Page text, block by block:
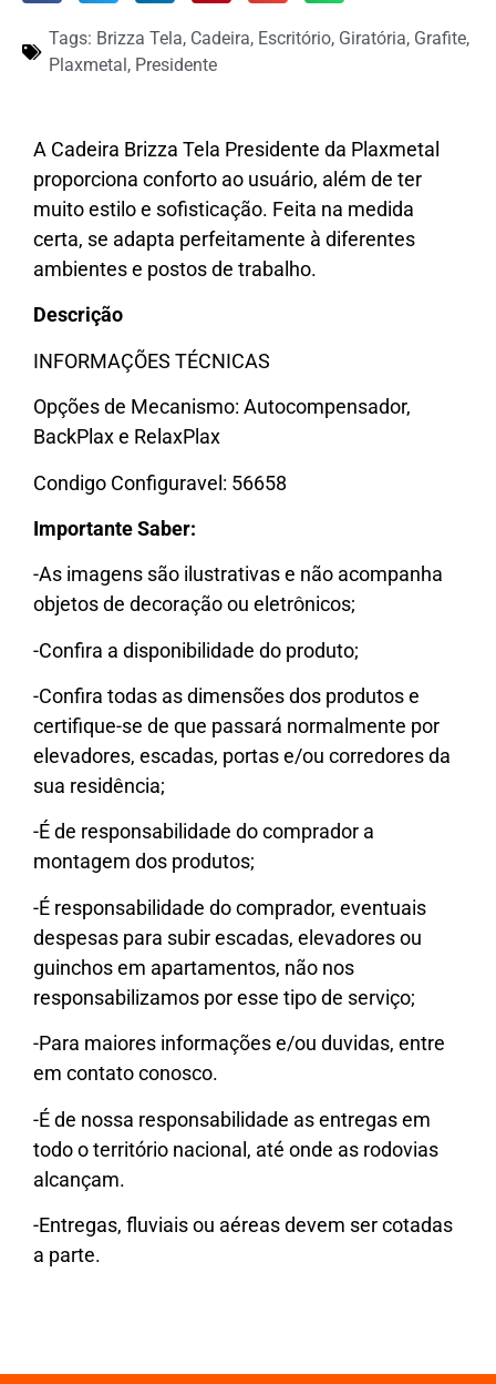
Tags: Brizza Tela, Cadeira, Escritório, Giratória, Grafite,
Plaxmetal, Presidente
A Cadeira Brizza Tela Presidente da Plaxmetal
proporciona conforto ao usuário, além de ter
muito estilo e sofisticação. Feita na medida
certa, se adapta perfeitamente à diferentes
ambientes e postos de trabalho.
Descrição
INFORMAÇÕES TÉCNICAS
Opções de Mecanismo: Autocompensador,
BackPlax e RelaxPlax
Condigo Configuravel: 56658
Importante Saber:
-As imagens são ilustrativas e não acompanha
objetos de decoração ou eletrônicos;
-Confira a disponibilidade do produto;
-Confira todas as dimensões dos produtos e
certifique-se de que passará normalmente por
elevadores, escadas, portas e/ou corredores da
sua residência;
-É de responsabilidade do comprador a
montagem dos produtos;
-É responsabilidade do comprador, eventuais
despesas para subir escadas, elevadores ou
guinchos em apartamentos, não nos
responsabilizamos por esse tipo de serviço;
-Para maiores informações e/ou duvidas, entre
em contato conosco.
-É de nossa responsabilidade as entregas em
todo o território nacional, até onde as rodovias
alcançam.
-Entregas, fluviais ou aéreas devem ser cotadas
a parte.